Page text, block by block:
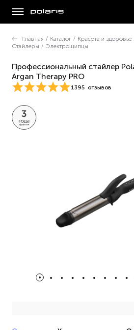
Главная / Каталог / Красота и здоровье
Стайлеры / Электрощипцы
Профессиональный cтайлер
Argan Therapy PRO
1395 отзывов